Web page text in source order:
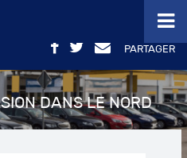
PARTAGER
DANS LE NORD